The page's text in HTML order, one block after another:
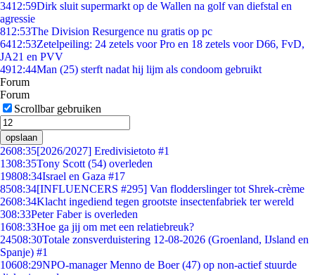
3412:59Dirk sluit supermarkt op de Wallen na golf van diefstal en
agressie
812:53The Division Resurgence nu gratis op pc
6412:53Zetelpeiling: 24 zetels voor Pro en 18 zetels voor D66, FvD,
JA21 en PVV
4912:44Man (25) sterft nadat hij lijm als condoom gebruikt
Forum
Forum
Scrollbar gebruiken
opslaan
2608:35[2026/2027] Eredivisietoto #1
1308:35Tony Scott (54) overleden
19808:34Israel en Gaza #17
8508:34[INFLUENCERS #295] Van flodderslinger tot Shrek-crème
2608:34Klacht ingediend tegen grootste insectenfabriek ter wereld
308:33Peter Faber is overleden
1608:33Hoe ga jij om met een relatiebreuk?
24508:30Totale zonsverduistering 12-08-2026 (Groenland, IJsland en
Spanje) #1
10608:29NPO-manager Menno de Boer (47) op non-actief stuurde